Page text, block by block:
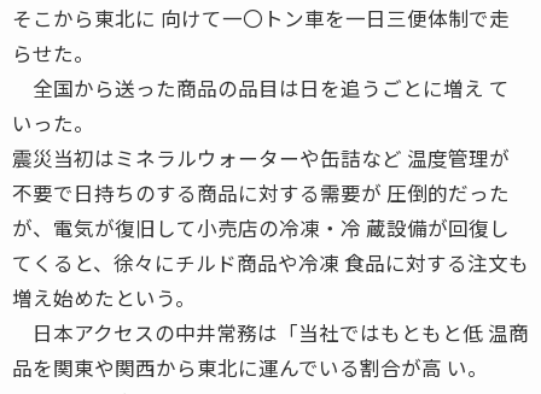
そこから東北に 向けて一〇トン車を一日三便体制で走
らせた。
全国から送った商品の品目は日を追うごとに増え て
いった。
震災当初はミネラルウォーターや缶詰など 温度管理が
不要で日持ちのする商品に対する需要が 圧倒的だった
が、電気が復旧して小売店の冷凍・冷 蔵設備が回復し
てくると、徐々にチルド商品や冷凍 食品に対する注文も
増え始めたという。
日本アクセスの中井常務は「当社ではもともと低 温商
品を関東や関西から東北に運んでいる割合が高 い。